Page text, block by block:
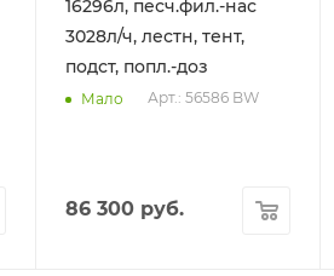
16296л, песч.фил.-нас
3028л/ч, лестн, тент,
подст, попл.-доз
Мало Арт.: 56586 BW
86 300 руб.